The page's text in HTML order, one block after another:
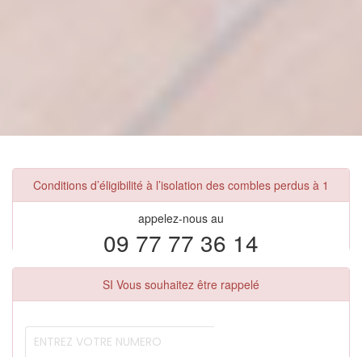
Conditions d’éligibilité à l’isolation des combles perdus à 1
appelez-nous au
09 77 77 36 14
SI Vous souhaitez être rappelé